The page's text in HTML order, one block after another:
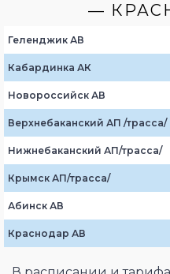
—
Геленджик АВ
Кабардинка АК
Новороссийск АВ
Верхнебаканский АП /трасса/
Нижнебаканский АП/трасса/
Крымск АП/трасса/
Абинск АВ
Краснодар АВ